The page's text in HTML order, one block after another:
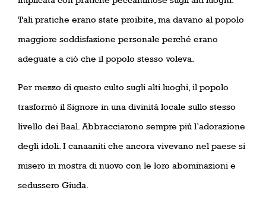
Tali pratiche erano state proibite, ma davano al popolo
maggiore soddisfazione personale perché erano
adeguate a ciò che il popolo stesso voleva.
Per mezzo di questo culto sugli alti luoghi, il popolo
trasformò il Signore in una divinità locale sullo stesso
livello dei Baal. Abbracciarono sempre più l’adorazione
degli idoli. I canaaniti che ancora vivevano nel paese si
misero in mostra di nuovo con le loro abominazioni e
sedussero Giuda.